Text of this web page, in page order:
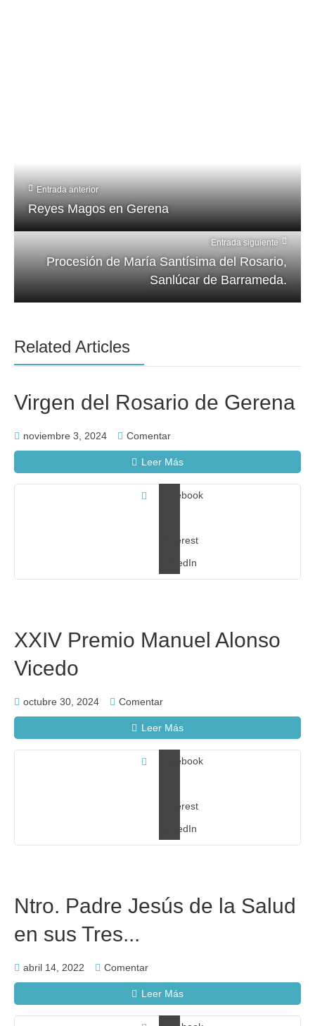
Entrada anterior
Reyes Magos en Gerena
Entrada siguiente
Procesión de María Santísima del Rosario,
Sanlúcar de Barrameda.
Related Articles
Virgen del Rosario de Gerena
noviembre 3, 2024 Comentar
Leer Más
Facebook
Pinterest
LinkedIn
XXIV Premio Manuel Alonso
Vicedo
octubre 30, 2024 Comentar
Leer Más
Facebook
Pinterest
LinkedIn
Ntro. Padre Jesús de la Salud
en sus Tres...
abril 14, 2022 Comentar
Leer Más